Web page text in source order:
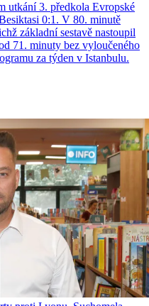
utkání 3. předkola Evropské
0:1. V 80. minutě
základní sestavě nastoupil
71. minuty bez vyloučeného
za týden v Istanbulu.